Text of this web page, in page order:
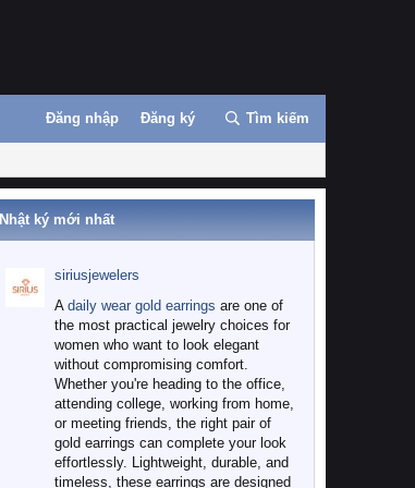
Đăng nhập Đăng ký Tìm kiếm
Nhật ký mới nhất
siriusjewelers
A daily wear gold earrings are one of
the most practical jewelry choices for
women who want to look elegant
without compromising comfort.
Whether you're heading to the office,
attending college, working from home,
or meeting friends, the right pair of
gold earrings can complete your look
effortlessly. Lightweight, durable, and
timeless, these earrings are designed